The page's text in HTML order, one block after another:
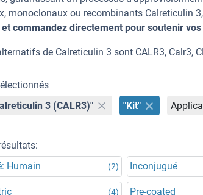
monoclonaux ou recombinants Calreticulin
commandez directement pour soutenir
de Calreticulin 3 sont CALR3, Calr3,
3 (CALR3)" "Kit"
Humain
(2) Inconjugué
(4) Pre-coated